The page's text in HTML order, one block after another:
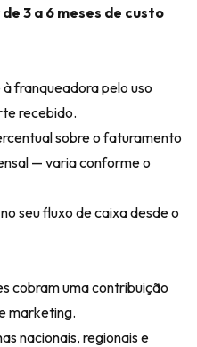
3 a 6 meses de custo
franqueadora pelo uso
recebido.
sobre o faturamento
— varia conforme o
seu fluxo de caixa desde o
cobram uma contribuição
marketing.
nacionais, regionais e